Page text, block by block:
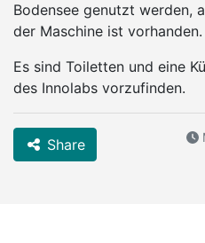
Bodensee genutzt werden,
der Maschine ist vorhanden.
Es sind Toiletten und eine
des Innolabs vorzufinden.
Share